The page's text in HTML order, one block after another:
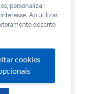
personalizar
Ao utilizar
descrito
cookies